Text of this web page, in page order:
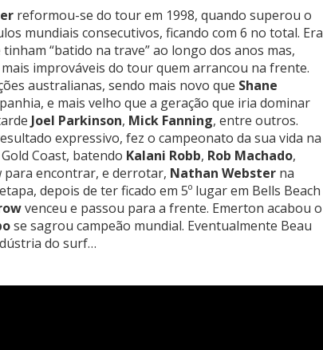
reformou-se do tour em 1998, quando superou o
mundiais consecutivos, ficando com 6 no total. Era
“batido na trave” ao longo dos anos mas,
improváveis do tour quem arrancou na frente.
australianas, sendo mais novo que Shane
e mais velho que a geração que iria dominar
Joel Parkinson, Mick Fanning, entre outros.
expressivo, fez o campeonato da sua vida na
Coast, batendo Kalani Robb, Rob Machado,
para encontrar, e derrotar, Nathan Webster na
depois de ter ficado em 5º lugar em Bells Beach
venceu e passou para a frente. Emerton acabou o
se sagrou campeão mundial. Eventualmente Beau
do surf…